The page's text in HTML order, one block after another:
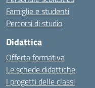
Famiglie e studenti
Percorsi di studio
Didattica
Offerta formativa
Le schede didattiche
I progetti delle classi